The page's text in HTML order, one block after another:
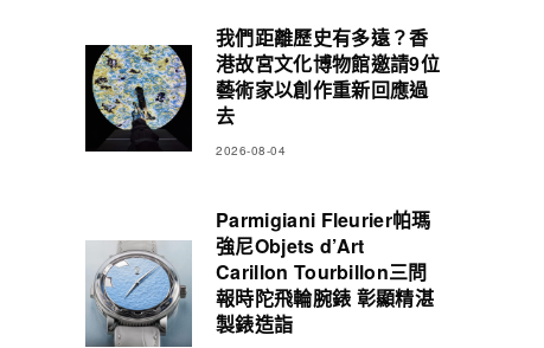
我們距離歷史有多遠？香
港故宮文化博物館邀請9位
藝術家以創作重新回應過
去
2026-08-04
Parmigiani Fleurier帕瑪
強尼Objets d’Art
Carillon Tourbillon三問
報時陀飛輪腕錶 彰顯精湛
製錶造詣